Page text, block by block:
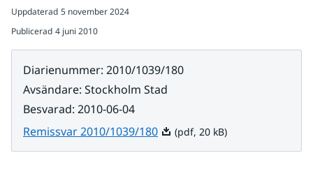
Uppdaterad 5 november 2024
Publicerad 4 juni 2010
Diarienummer: 2010/1039/180
Avsändare: Stockholm Stad
Besvarad: 2010-06-04
Remissvar 2010/1039/180Pdf, 20 kB.
(pdf, 20 kB)